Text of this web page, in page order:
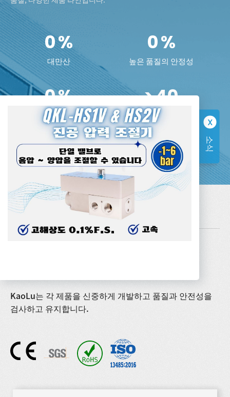
0%
대만산
0%
높은 품질의 안정성
0%
제품 반품률
>40
수년간의 경험
KaoLu는 각 제품을 신중하게 개발하고 품질과 안전성을
검사하고 유지합니다.
소식